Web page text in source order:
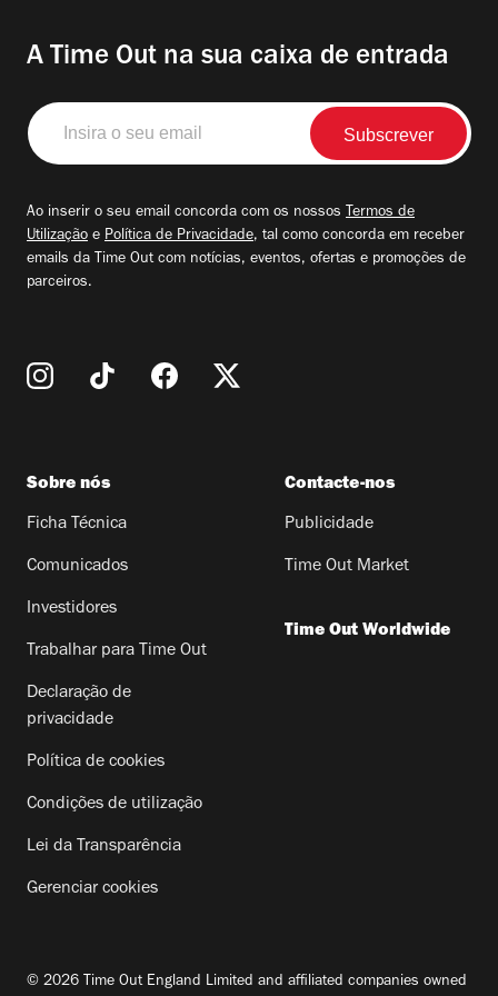
A Time Out na sua caixa de entrada
Insira
o
seu
Ao inserir o seu email concorda com os nossos Termos de
Utilização e Política de Privacidade, tal como concorda em receber
emails da Time Out com notícias, eventos, ofertas e promoções de
parceiros.
Sobre nós
Ficha Técnica
Comunicados
Investidores
Trabalhar para Time Out
Declaração de
privacidade
Política de cookies
Condições de utilização
Lei da Transparência
Gerenciar cookies
Contacte-nos
Publicidade
Time Out Market
Time Out Worldwide
© 2026 Time Out England Limited and affiliated companies owned